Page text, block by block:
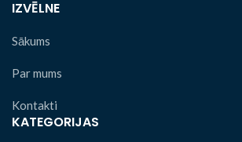
IZVĒLNE
Sākums
Par mums
Kontakti
KATEGORIJAS